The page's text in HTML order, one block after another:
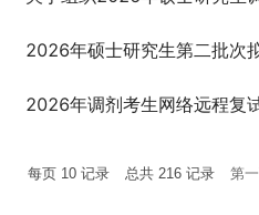
2026年调剂考生网络远程复
每页 10 记录 总共 216 记录 第